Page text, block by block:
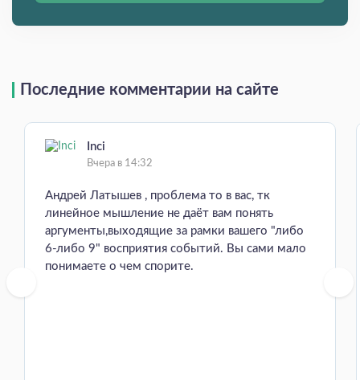
Последние комментарии на сайте
Inci
Вчера в 14:32
Андрей Латышев , проблема то в вас, тк
линейное мышление не даёт вам понять
аргументы,выходящие за рамки вашего "либо
6-либо 9" восприятия событий. Вы сами мало
понимаете о чем спорите.